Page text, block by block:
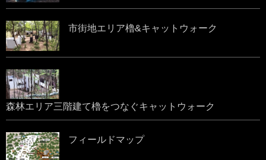
市街地エリア櫓&キャットウォーク
森林エリア三階建て櫓をつなぐキャットウォーク
フィールドマップ